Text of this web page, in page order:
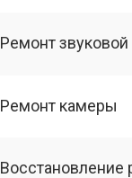
Ремонт звуковой
Ремонт камеры
Восстановление